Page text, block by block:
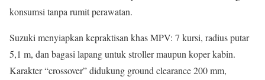
konsumsi tanpa rumit perawatan.
Suzuki menyiapkan kepraktisan khas MPV: 7 kursi, radius putar
5,1 m, dan bagasi lapang untuk stroller maupun koper kabin.
Karakter “crossover” didukung ground clearance 200 mm,